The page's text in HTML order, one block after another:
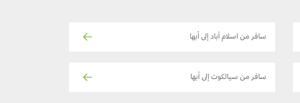
سافر من اسلام آباد إلى أبها
سافر من سيالكوت إلى أبها